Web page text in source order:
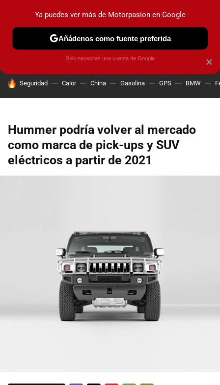
PRUEBAS COCHES ELÉCTRICOS OBSERVATORIO
HOY SE HABLA DE
Seguridad Calor China Gasolina GPS BMW
Hummer podría volver al mercado
como marca de pick-ups y SUV
eléctricos a partir de 2021
×
Ya puedes ver más de Motorpasion en Google
Añádenos como fuente preferida
Solo necesitas una cuenta de Google